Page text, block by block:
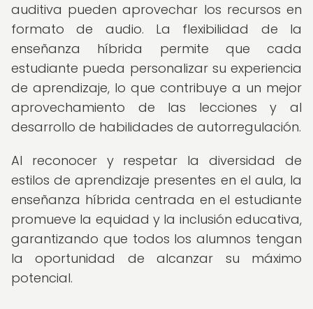
auditiva pueden aprovechar los recursos en
formato de audio. La flexibilidad de la
enseñanza híbrida permite que cada
estudiante pueda personalizar su experiencia
de aprendizaje, lo que contribuye a un mejor
aprovechamiento de las lecciones y al
desarrollo de habilidades de autorregulación.
Al reconocer y respetar la diversidad de
estilos de aprendizaje presentes en el aula, la
enseñanza híbrida centrada en el estudiante
promueve la equidad y la inclusión educativa,
garantizando que todos los alumnos tengan
la oportunidad de alcanzar su máximo
potencial.